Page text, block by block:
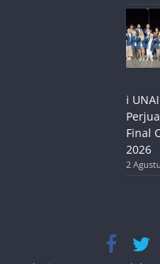
i
Final
2026
2